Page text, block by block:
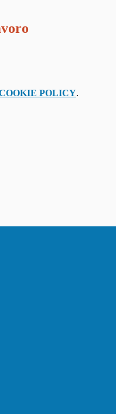
POLICY.